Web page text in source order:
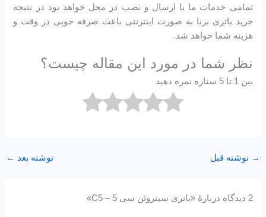
تمامی خدمات ما با ارسال و نصب در محل خواهد بود در نتیجه
خرید باتری برنا به صورت اینترنتی باعث صرفه جویی در وقت و
هزینه شما خواهد شد.
نظر شما در مورد این مقاله چیست؟
بین 1 تا 5 ستاره نمره دهید
→ نوشته قبل نوشته بعد ←
2 دیدگاه دربارهٔ «باتری سیتروئن سی 5 – C5»